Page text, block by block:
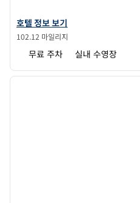
힐튼 가든 인 빌링스의 호텔 정보 보기
호텔 정보 보기
102.12 마일리지
무료 주차 실내 수영장
1/12